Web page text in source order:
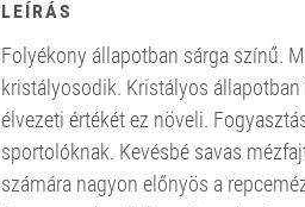
LEÍRÁS
Folyékony állapotban sárga színű.
kristályosodik. Kristályos
élvezeti értékét ez növeli.
sportolóknak. Kevésbé savas
számára nagyon előnyös a